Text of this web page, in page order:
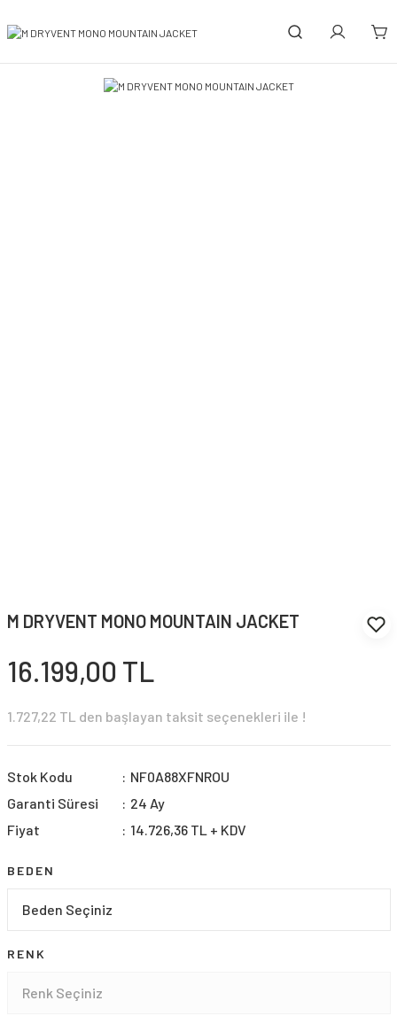
M DRYVENT MONO MOUNTAIN JACKET
16.199,00 TL
1.727,22 TL den başlayan taksit seçenekleri ile !
Stok Kodu
NF0A88XFNROU
Garanti Süresi
24 Ay
Fiyat
14.726,36 TL + KDV
BEDEN
RENK